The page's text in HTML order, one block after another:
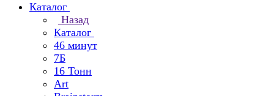
Каталог
Назад
Каталог
46 минут
7Б
16 Тонн
Art